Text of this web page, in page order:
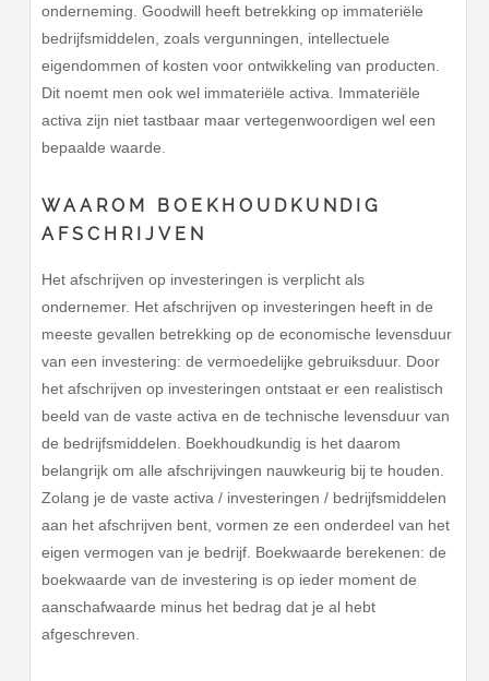
onderneming. Goodwill heeft betrekking op immateriële
bedrijfsmiddelen, zoals vergunningen, intellectuele
eigendommen of kosten voor ontwikkeling van producten.
Dit noemt men ook wel immateriële activa. Immateriële
activa zijn niet tastbaar maar vertegenwoordigen wel een
bepaalde waarde.
WAAROM BOEKHOUDKUNDIG
AFSCHRIJVEN
Het afschrijven op investeringen is verplicht als
ondernemer. Het afschrijven op investeringen heeft in de
meeste gevallen betrekking op de economische levensduur
van een investering: de vermoedelijke gebruiksduur. Door
het afschrijven op investeringen ontstaat er een realistisch
beeld van de vaste activa en de technische levensduur van
de bedrijfsmiddelen. Boekhoudkundig is het daarom
belangrijk om alle afschrijvingen nauwkeurig bij te houden.
Zolang je de vaste activa / investeringen / bedrijfsmiddelen
aan het afschrijven bent, vormen ze een onderdeel van het
eigen vermogen van je bedrijf. Boekwaarde berekenen: de
boekwaarde van de investering is op ieder moment de
aanschafwaarde minus het bedrag dat je al hebt
afgeschreven.